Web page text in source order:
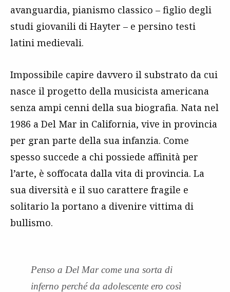
avanguardia, pianismo classico – figlio degli
studi giovanili di Hayter – e persino testi
latini medievali.
Impossibile capire davvero il substrato da cui
nasce il progetto della musicista americana
senza ampi cenni della sua biografia. Nata nel
1986 a Del Mar in California, vive in provincia
per gran parte della sua infanzia. Come
spesso succede a chi possiede affinità per
l’arte, è soffocata dalla vita di provincia. La
sua diversità e il suo carattere fragile e
solitario la portano a divenire vittima di
bullismo.
Penso a Del Mar come una sorta di
inferno perché da adolescente ero così